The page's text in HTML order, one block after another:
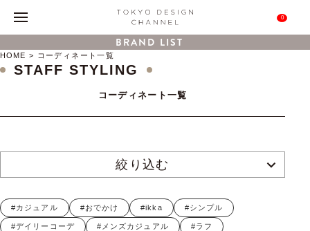
0
BRAND LIST
HOME コーディネート一覧
STAFF STYLING
コーディネート一覧
絞り込む
#カジュアル #おでかけ #ikka #シンプル
#デイリーコーデ #メンズカジュアル #ラフ